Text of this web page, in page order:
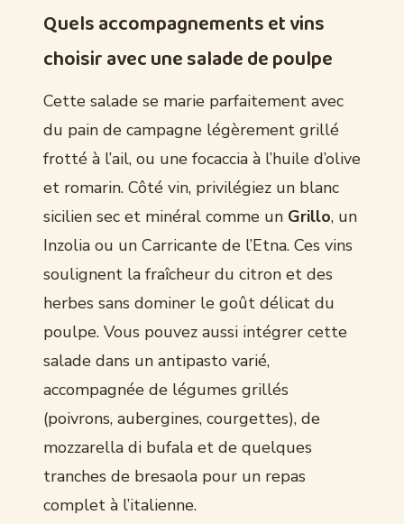
Quels accompagnements et vins
choisir avec une salade de poulpe
Cette salade se marie parfaitement avec
du pain de campagne légèrement grillé
frotté à l’ail, ou une focaccia à l’huile d’olive
et romarin. Côté vin, privilégiez un blanc
sicilien sec et minéral comme un Grillo, un
Inzolia ou un Carricante de l’Etna. Ces vins
soulignent la fraîcheur du citron et des
herbes sans dominer le goût délicat du
poulpe. Vous pouvez aussi intégrer cette
salade dans un antipasto varié,
accompagnée de légumes grillés
(poivrons, aubergines, courgettes), de
mozzarella di bufala et de quelques
tranches de bresaola pour un repas
complet à l’italienne.